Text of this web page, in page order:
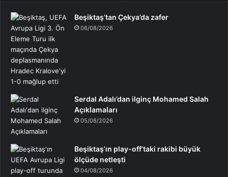
Beşiktaş’tan Çekya’da zafer
06/08/2026
Serdal Adalı’dan ilginç Mohamed Salah
Açıklamaları
05/08/2026
Beşiktaş’ın play-off’taki rakibi büyük
ölçüde netleşti
04/08/2026